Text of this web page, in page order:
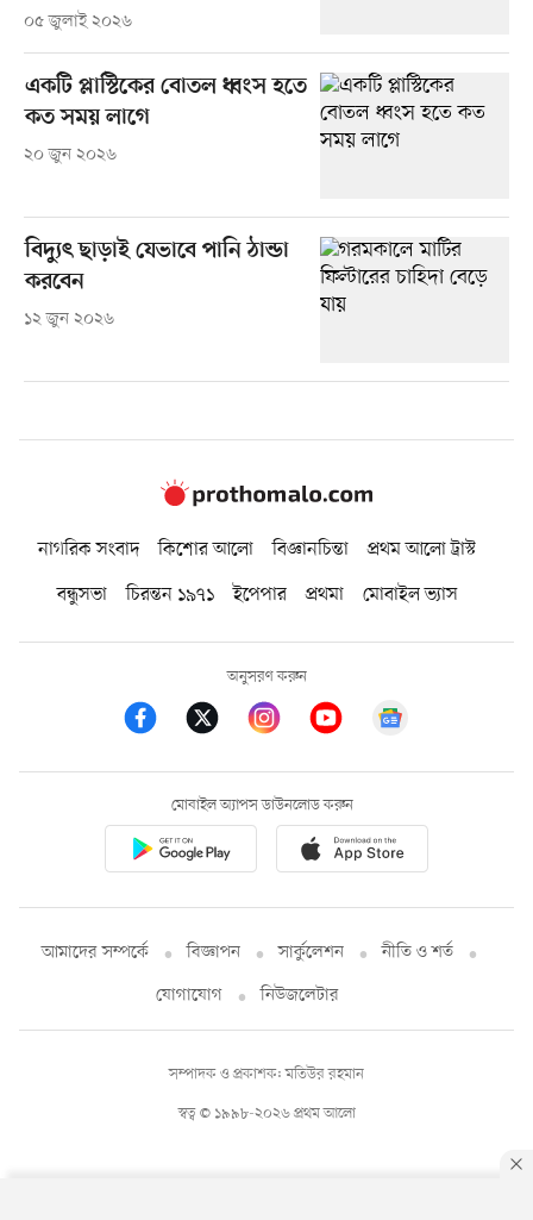
০৫ জুলাই ২০২৬
একটি প্লাস্টিকের বোতল ধ্বংস হতে
কত সময় লাগে
২০ জুন ২০২৬
বিদ্যুৎ ছাড়াই যেভাবে পানি ঠান্ডা
করবেন
১২ জুন ২০২৬
নাগরিক সংবাদ কিশোর আলো বিজ্ঞানচিন্তা
প্রথম আলো ট্রাস্ট
বন্ধুসভা
চিরন্তন ১৯৭১ ইপেপার প্রথমা মোবাইল ভ্যাস
অনুসরণ করুন
মোবাইল অ্যাপস ডাউনলোড করুন
আমাদের সম্পর্কে বিজ্ঞাপন সার্কুলেশন
নীতি ও শর্ত
যোগাযোগ
নিউজলেটার
স্বত্ব © ১৯৯৮-২০২৬ প্রথম আলো
সম্পাদক ও প্রকাশক: মতিউর রহমান